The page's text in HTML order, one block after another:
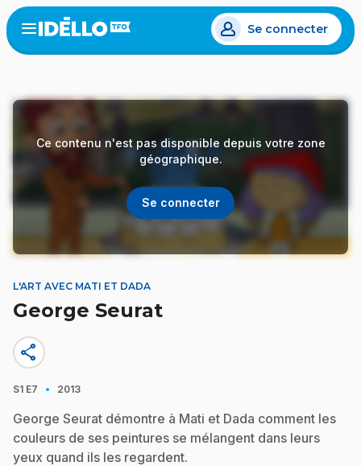
Aller
au
contenu
Open
menu
Se connecter
Ce contenu n'est pas disponible depuis votre zone
géographique.
Se connecter
L'ART AVEC MATI ET DADA
George Seurat
share
S1 E7 · 2013
George Seurat démontre à Mati et Dada comment les
couleurs de ses peintures se mélangent dans leurs
yeux quand ils les regardent.